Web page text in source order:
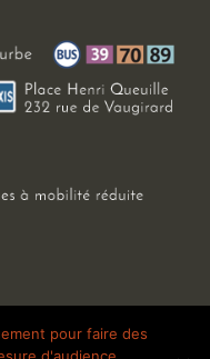
| Mentions légales
pour faire des